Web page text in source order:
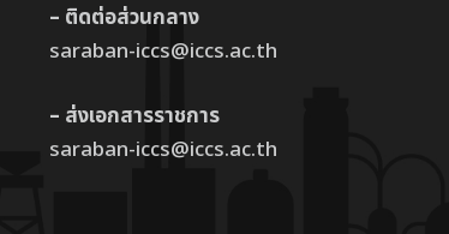
– ติดต่อส่วนกลาง
saraban-iccs@iccs.ac.th
– ส่งเอกสารราชการ
saraban-iccs@iccs.ac.th